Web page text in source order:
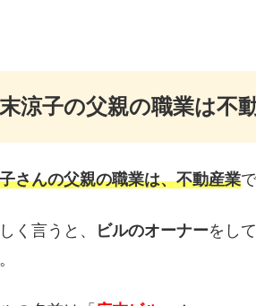
涼子の父親の職業は不
さんの父親の職業は、不動産業
く言うと、 ビルのオーナーをし